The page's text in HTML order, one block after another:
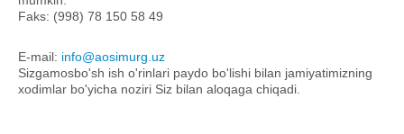
Faks: (998) 78 150 58 49
E-mail: info@aosimurg.uz
Sizgamosbo'sh ish o'rinlari paydo bo'lishi bilan jamiyatimizning
xodimlar bo'yicha noziri Siz bilan aloqaga chiqadi.